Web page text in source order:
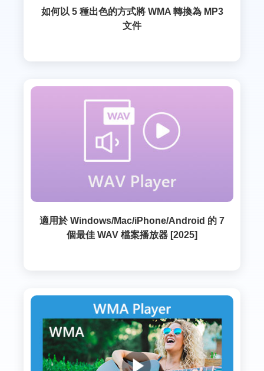
如何以 5 種出色的方式將 WMA 轉換為 MP3
文件
適用於 Windows/Mac/iPhone/Android 的 7
個最佳 WAV 檔案播放器 [2025]